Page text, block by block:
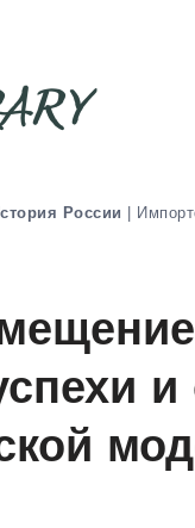
России |